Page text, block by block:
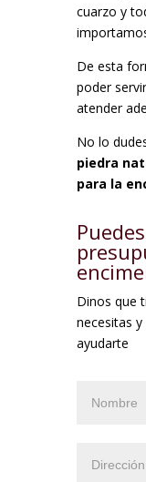
cuarzo y
De esta
poder
atender
No lo
piedra
para la
Dinos que
necesitas
ayudarte